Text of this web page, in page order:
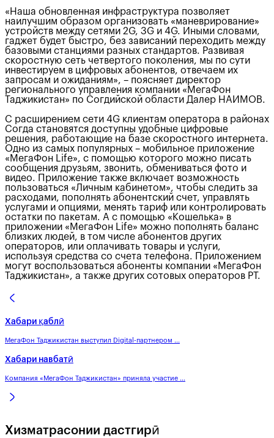
«Наша обновленная инфраструктура позволяет
наилучшим образом организовать «маневрирование»
устройств между сетями 2G, 3G и 4G. Иными словами,
гаджет будет быстро, без зависаний переходить между
базовыми станциями разных стандартов. Развивая
скоростную сеть четвертого поколения, мы по сути
инвестируем в цифровых абонентов, отвечаем их
запросам и ожиданиям», – поясняет директор
регионального управления компании «МегаФон
Таджикистан» по Согдийской области Далер НАИМОВ.
С расширением сети 4G клиентам оператора в районах
Согда становятся доступны удобные цифровые
решения, работающие на базе скоростного интернета.
Одно из самых популярных – мобильное приложение
«МегаФон Life», с помощью которого можно писать
сообщения друзьям, звонить, обмениваться фото и
видео. Приложение также включает возможность
пользоваться «Личным кабинетом», чтобы следить за
расходами, пополнять абонентский счет, управлять
услугами и опциями, менять тариф или контролировать
остатки по пакетам. А с помощью «Кошелька» в
приложении «МегаФон Life» можно пополнять баланс
близких людей, в том числе абонентов других
операторов, или оплачивать товары и услуги,
используя средства со счета телефона. Приложением
могут воспользоваться абоненты компании «МегаФон
Таджикистан», а также других сотовых операторов РТ.
Хабари қаблӣ
МегаФон Таджикистан выступил Digital-партнером ...
Хабари навбатӣ
Компания «МегаФон Таджикистан» приняла участие ...
Хизматрасонии дастгирӣ